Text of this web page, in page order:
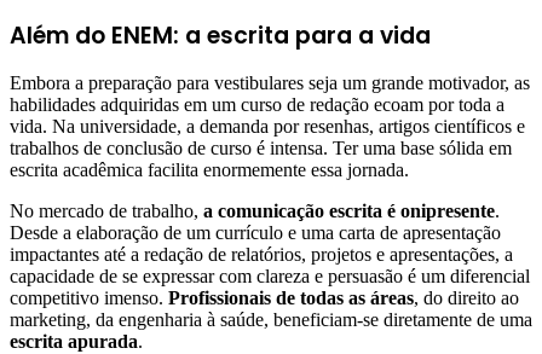
Além do ENEM: a escrita para a vida
Embora a preparação para vestibulares seja um grande motivador, as
habilidades adquiridas em um curso de redação ecoam por toda a
vida. Na universidade, a demanda por resenhas, artigos científicos e
trabalhos de conclusão de curso é intensa. Ter uma base sólida em
escrita acadêmica facilita enormemente essa jornada.
No mercado de trabalho, a comunicação escrita é onipresente.
Desde a elaboração de um currículo e uma carta de apresentação
impactantes até a redação de relatórios, projetos e apresentações, a
capacidade de se expressar com clareza e persuasão é um diferencial
competitivo imenso. Profissionais de todas as áreas, do direito ao
marketing, da engenharia à saúde, beneficiam-se diretamente de uma
escrita apurada.